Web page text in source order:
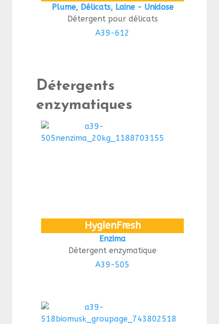
Plume, Délicats, Laine - Unidose
Détergent pour délicats
A39-612
Détergents
enzymatiques
HygienFresh
Enzima
Détergent enzymatique
A39-505